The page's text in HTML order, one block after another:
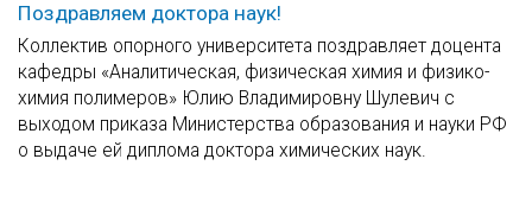
Поздравляем доктора наук!
Коллектив опорного университета поздравляет доцента
кафедры «Аналитическая, физическая химия и физико-
химия полимеров» Юлию Владимировну Шулевич с
выходом приказа Министерства образования и науки РФ
о выдаче ей диплома доктора химических наук.